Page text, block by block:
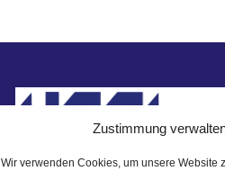
Zustimmung
Wir verwenden Cookies, um unsere Website